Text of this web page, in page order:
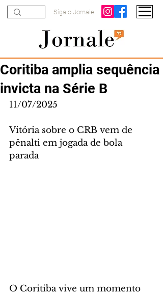
Siga o Jornale
Coritiba amplia sequência
invicta na Série B
11/07/2025
Vitória sobre o CRB vem de
pênalti em jogada de bola
parada
O Coritiba vive um momento